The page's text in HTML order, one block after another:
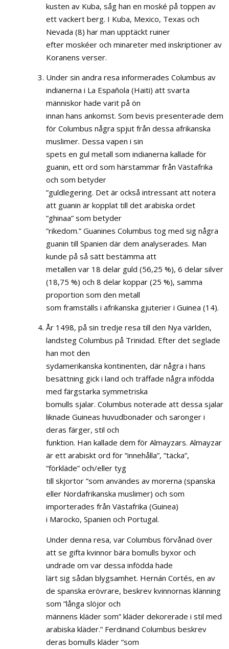
kusten av Kuba, såg han en moské på toppen av
ett vackert berg. I Kuba, Mexico, Texas och
Nevada (8) har man upptäckt ruiner
efter moskéer och minareter med inskriptioner av
Koranens verser.
Under sin andra resa informerades Columbus av
indianerna i La Española (Haiti) att svarta
människor hade varit på ön
innan hans ankomst. Som bevis presenterade dem
för Columbus några spjut från dessa afrikanska
muslimer. Dessa vapen i sin
spets en gul metall som indianerna kallade för
guanin, ett ord som härstammar från Västafrika
och som betyder
”guldlegering. Det är också intressant att notera
att guanin är kopplat till det arabiska ordet
”ghinaa” som betyder
”rikedom.” Guanines Columbus tog med sig några
guanin till Spanien där dem analyserades. Man
kunde på så sätt bestämma att
metallen var 18 delar guld (56,25 %), 6 delar silver
(18,75 %) och 8 delar koppar (25 %), samma
proportion som den metall
som framställs i afrikanska gjuterier i Guinea (14).
År 1498, på sin tredje resa till den Nya världen,
landsteg Columbus på Trinidad. Efter det seglade
han mot den
sydamerikanska kontinenten, där några i hans
besättning gick i land och träffade några infödda
med färgstarka symmetriska
bomulls sjalar. Columbus noterade att dessa sjalar
liknade Guineas huvudbonader och saronger i
deras färger, stil och
funktion. Han kallade dem för Almayzars. Almayzar
är ett arabiskt ord för ”innehålla”, ”täcka”,
”förkläde” och/eller tyg
till skjortor ”som användes av morerna (spanska
eller Nordafrikanska muslimer) och som
importerades från Västafrika (Guinea)
i Marocko, Spanien och Portugal.
Under denna resa, var Columbus förvånad över
att se gifta kvinnor bära bomulls byxor och
undrade om var dessa infödda hade
lärt sig sådan blygsamhet. Hernán Cortés, en av
de spanska erövrare, beskrev kvinnornas klänning
som ”långa slöjor och
männens kläder som” kläder dekorerade i stil med
arabiska kläder.” Ferdinand Columbus beskrev
deras bomulls kläder ”som